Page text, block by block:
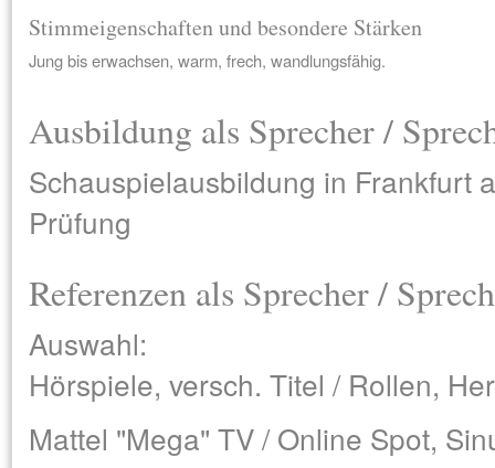
Stimmeigenschaften und besondere Stärken
Jung bis erwachsen, warm, frech, wandlungsfähig.
Ausbildung als Sprecher /
Schauspielausbildung in Frankfurt
Prüfung
Referenzen als Sprecher /
Auswahl:
Hörspiele, versch. Titel / Rollen,
Mattel "Mega" TV / Online Spot,